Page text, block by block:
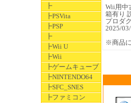
┣
┣PSVita
┣PSP
┣
┣Wii U
┣Wii
┣ゲームキューブ
┣NINTENDO64
┣SFC_SNES
┣ファミコン
Wii用中
箱有り
プロダ
2025/
※商品